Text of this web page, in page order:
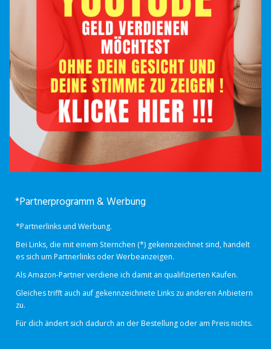
*Partnerprogramm & Werbung
*Partnerlinks und Werbung.
Bei Links, die mit einem Sternchen (*) gekennzeichnet sind, handelt
es sich um Partnerlinks oder Werbeanzeigen.
Als Amazon-Partner verdiene ich damit an qualifizierten Käufen.
Gleiches trifft auch auf gekennzeichnete Links zu anderen Anbietern
zu.
Für dich ändert sich dadurch an der Bestellung oder am Preis nichts.